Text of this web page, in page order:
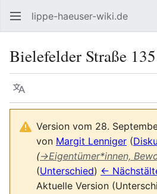
lippe-haeuser-wiki.de
Bielefelder Straße
Sprache
Version vom 28.
von Margit Lenniger (
(→Eigentümer*innen,
(Unterschied) ←
Aktuelle Version